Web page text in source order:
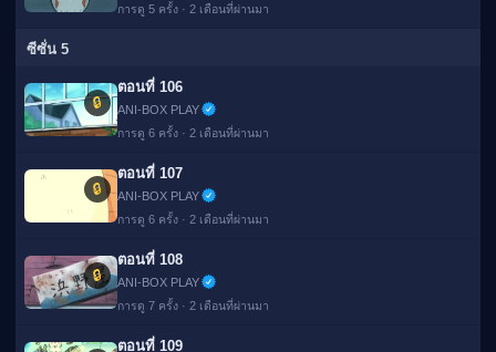
การดู 5 ครั้ง · 2 เดือนที่ผ่านมา
ซีซั่น 5
🔒
ตอนที่ 106
ANI-BOX PLAY
การดู 6 ครั้ง · 2 เดือนที่ผ่านมา
🔒
ตอนที่ 107
ANI-BOX PLAY
การดู 6 ครั้ง · 2 เดือนที่ผ่านมา
🔒
ตอนที่ 108
ANI-BOX PLAY
การดู 7 ครั้ง · 2 เดือนที่ผ่านมา
ตอนที่ 109